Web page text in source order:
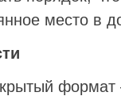
место в
формат